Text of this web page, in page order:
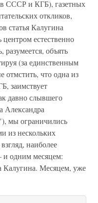
СССР и КГБ), газетных
откликов,
статья Калугина
естественно
объять
(за единственным
отмстить, что одна из
заимствует
давно слывшего
Александра
мы ограничились
из нескольких
наиболее
одним месяцем:
Калугина. Месяцем, уже